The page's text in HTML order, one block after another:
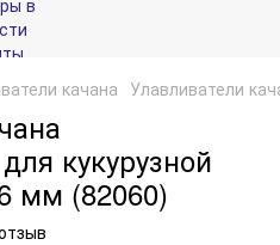
качана Улавливатели
кукурузной
мм (82060)